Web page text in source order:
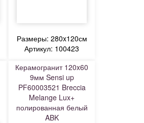
Размеры: 280x120см
Артикул: 100423
Керамогранит 120x60
9мм Sensi up
PF60003521 Breccia
Melange Lux+
полированная белый
ABK